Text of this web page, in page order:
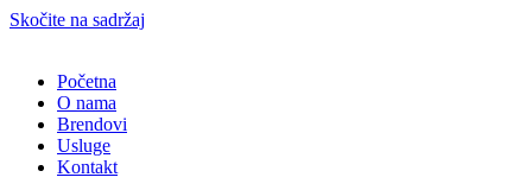
Skočite na sadržaj
Početna
O nama
Brendovi
Usluge
Kontakt